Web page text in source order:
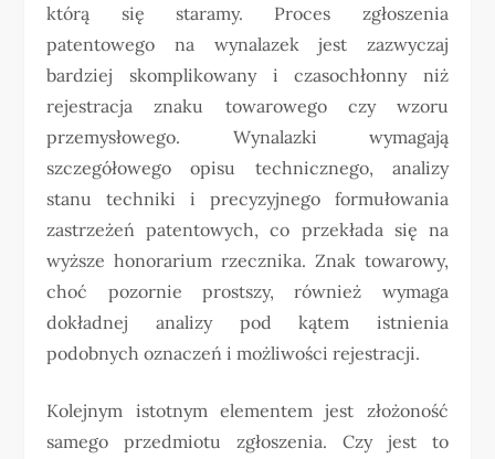
którą się staramy. Proces zgłoszenia
patentowego na wynalazek jest zazwyczaj
bardziej skomplikowany i czasochłonny niż
rejestracja znaku towarowego czy wzoru
przemysłowego. Wynalazki wymagają
szczegółowego opisu technicznego, analizy
stanu techniki i precyzyjnego formułowania
zastrzeżeń patentowych, co przekłada się na
wyższe honorarium rzecznika. Znak towarowy,
choć pozornie prostszy, również wymaga
dokładnej analizy pod kątem istnienia
podobnych oznaczeń i możliwości rejestracji.
Kolejnym istotnym elementem jest złożoność
samego przedmiotu zgłoszenia. Czy jest to